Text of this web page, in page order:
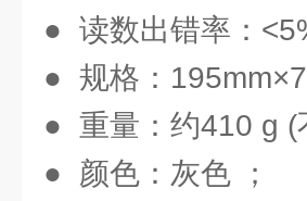
● 读数出错率：
● 规格：
● 重量：约410 g (
● 颜色：灰色 ；